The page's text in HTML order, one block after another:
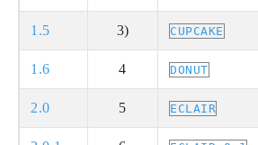
1.5 3) CUPCAKE
1.6 4 DONUT
2.0 5 ECLAIR